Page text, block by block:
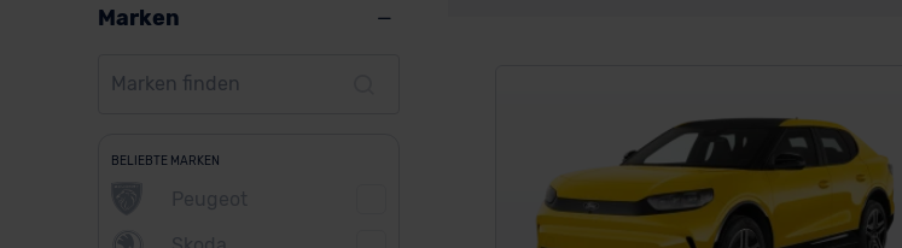
Marken
BELIEBTE MARKEN
Peugeot